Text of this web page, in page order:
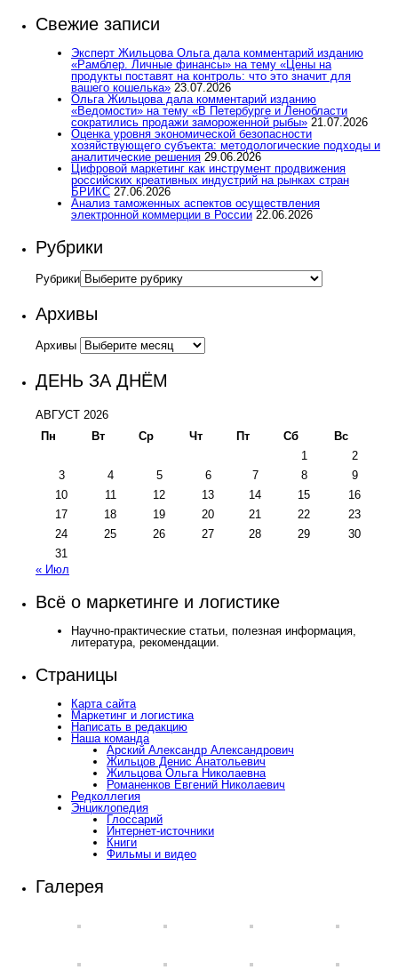
Свежие записи
Эксперт Жильцова Ольга дала комментарий изданию
«Рамблер. Личные финансы» на тему «Цены на
продукты поставят на контроль: что это значит для
вашего кошелька» 23.07.2026
Ольга Жильцова дала комментарий изданию
«Ведомости» на тему «В Петербурге и Ленобласти
сократились продажи замороженной рыбы» 21.07.2026
Оценка уровня экономической безопасности
хозяйствующего субъекта: методологические подходы и
аналитические решения 29.06.2026
Цифровой маркетинг как инструмент продвижения
российских креативных индустрий на рынках стран
БРИКС 27.06.2026
Анализ таможенных аспектов осуществления
электронной коммерции в России 22.06.2026
Рубрики
Рубрики
Архивы
Архивы
ДЕНЬ ЗА ДНЁМ
АВГУСТ 2026
Пн
Вт Ср Чт Пт Сб
Вс
1
2
3
4 5 6 7 8
9
10
11 12 13 14 15
16
17
18 19 20 21 22
23
24
25 26 27 28 29
30
31
« Июл
Всё о маркетинге и логистике
Научно-практические статьи, полезная информация,
литература, рекомендации.
Страницы
Карта сайта
Маркетинг и логистика
Написать в редакцию
Наша команда
Арский Александр Александрович
Жильцов Денис Анатольевич
Жильцова Ольга Николаевна
Романенков Евгений Николаевич
Редколлегия
Энциклопедия
Глоссарий
Интернет-источники
Книги
Фильмы и видео
Галерея